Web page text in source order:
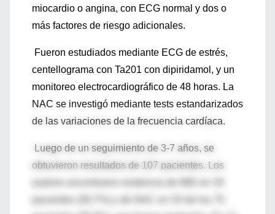
miocardio o angina, con ECG normal y dos o
más factores de riesgo adicionales.
Fueron estudiados mediante ECG de estrés,
centellograma con Ta201 con dipiridamol, y un
monitoreo electrocardiográfico de 48 horas. La
NAC se investigó mediante tests estandarizados
de las variaciones de la frecuencia cardíaca.
Luego de un seguimiento de 3-7 años, se
obtuvieron resultados de 107 pacientes. Los